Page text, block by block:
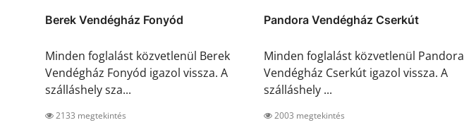
Berek Vendégház Fonyód
Minden foglalást közvetlenül Berek
Vendégház Fonyód igazol vissza. A
szálláshely sza...
2133 megtekintés
Pandora Vendégház Cserkút
Minden foglalást közvetlenül Pandora
Vendégház Cserkút igazol vissza. A
szálláshely ...
2003 megtekintés